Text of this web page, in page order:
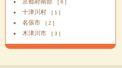
京都府南部 [ 6 ]
十津川村 [ 1 ]
名張市 [ 2 ]
木津川市 [ 3 ]